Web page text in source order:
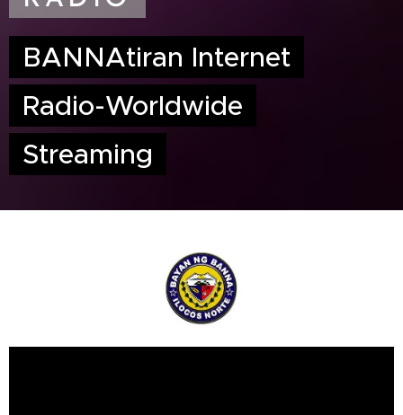
BANNAtiran Internet
Radio-Worldwide
Streaming